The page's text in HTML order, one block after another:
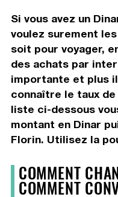
Si vous avez un
voulez surement
soit pour voyager,
des achats par
importante et plus
connaître le taux
liste ci-dessous
montant en Dinar
Florin. Utilisez la
COMMENT
COMMENT